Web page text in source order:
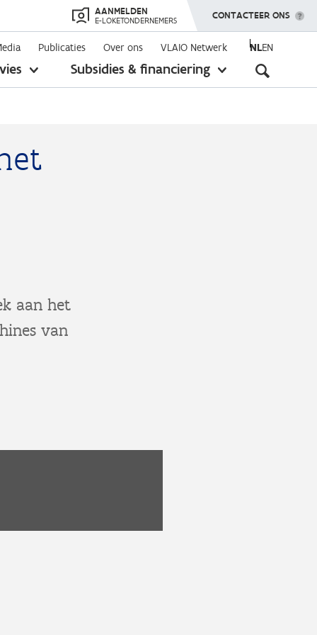
AANMELDEN
E-LOKETONDERNEMERS TOON MENU
CONTACTEER ONS
Publicaties Over ons VLAIO Netwerk NLEN
toon
Subsidies & financiering
toon
aan het
van